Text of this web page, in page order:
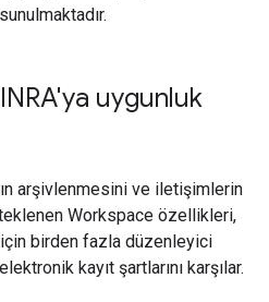
uygunluk
arşivlenmesini ve iletişimlerin
Workspace özellikleri,
birden fazla düzenleyici
kayıt şartlarını karşılar.